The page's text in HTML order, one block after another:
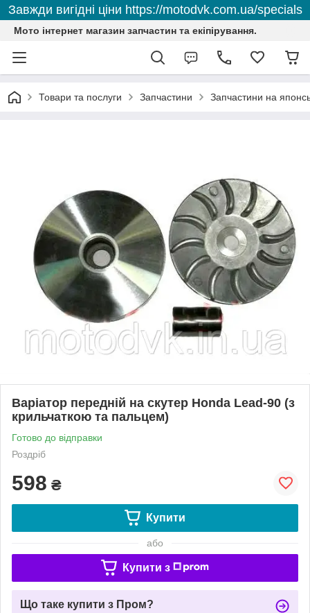
Завжди вигідні ціни https://motodvk.com.ua/specials
Мото інтернет магазин запчастин та екіпірування.
Товари та послуги Запчастини Запчастини на
Варіатор передній на скутер Honda Lead-90 (з
крильчаткою та пальцем)
Готово до відправки
Роздріб
598 ₴
Купити
або
Купити з
Що таке купити з Пром?